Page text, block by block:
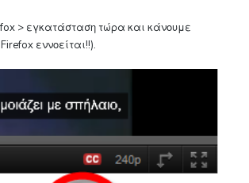
> εγκατάσταση τώρα και κάνουμε
εννοείται!!).